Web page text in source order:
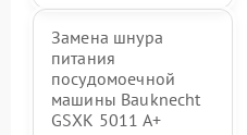
Замена шнура
питания
посудомоечной
машины Bauknecht
GSXK 5011 A+